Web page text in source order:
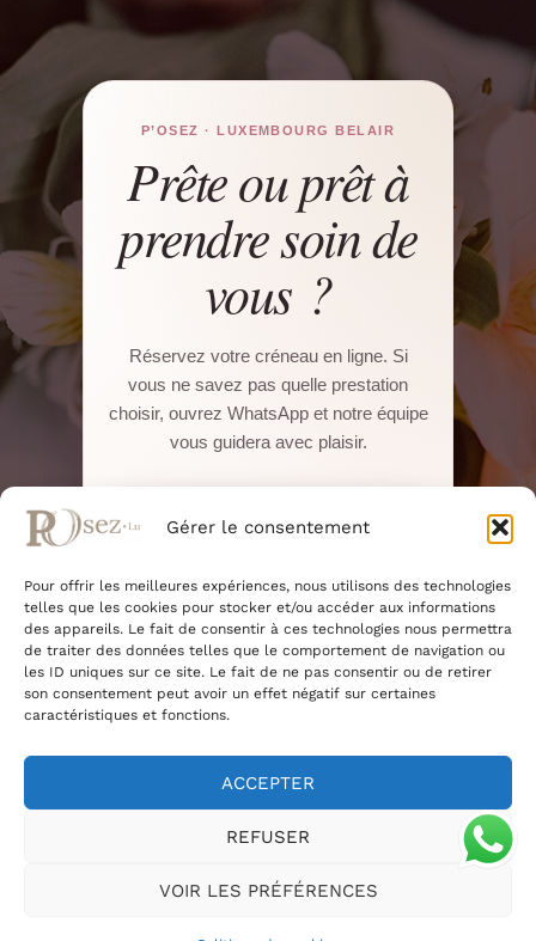
Gérer le consentement
Pour offrir les meilleures expériences, nous utilisons des technologies
telles que les cookies pour stocker et/ou accéder aux informations
des appareils. Le fait de consentir à ces technologies nous permettra
de traiter des données telles que le comportement de navigation ou
les ID uniques sur ce site. Le fait de ne pas consentir ou de retirer
son consentement peut avoir un effet négatif sur certaines
caractéristiques et fonctions.
ACCEPTER
REFUSER
VOIR LES PRÉFÉRENCES
P’OSEZ · LUXEMBOURG BELAIR
Prête ou prêt à
prendre soin de
vous ?
Réservez votre créneau en ligne. Si
vous ne savez pas quelle prestation
choisir, ouvrez WhatsApp et notre équipe
vous guidera avec plaisir.
Réserver sur Salonkee
WhatsApp direct
22, Boulevard Pierre Dupong · L-1430
Luxembourg
+352 661 375 945
Copyright © 2026 Posez.lu Bd Pierre Dupong, 1430
Hollerich Luxembourg |Conditions générales